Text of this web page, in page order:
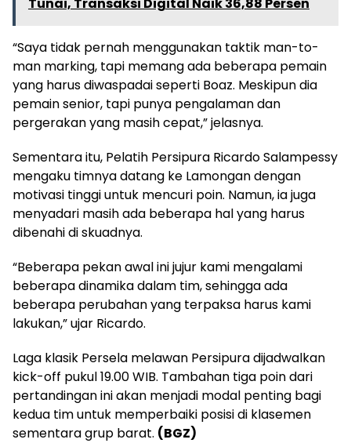
“Saya tidak pernah menggunakan taktik man-to-
man marking, tapi memang ada beberapa pemain
yang harus diwaspadai seperti Boaz. Meskipun dia
pemain senior, tapi punya pengalaman dan
pergerakan yang masih cepat,” jelasnya.
Sementara itu, Pelatih Persipura Ricardo Salampessy
mengaku timnya datang ke Lamongan dengan
motivasi tinggi untuk mencuri poin. Namun, ia juga
menyadari masih ada beberapa hal yang harus
dibenahi di skuadnya.
“Beberapa pekan awal ini jujur kami mengalami
beberapa dinamika dalam tim, sehingga ada
beberapa perubahan yang terpaksa harus kami
lakukan,” ujar Ricardo.
Laga klasik Persela melawan Persipura dijadwalkan
kick-off pukul 19.00 WIB. Tambahan tiga poin dari
pertandingan ini akan menjadi modal penting bagi
kedua tim untuk memperbaiki posisi di klasemen
sementara grup barat. (BGZ)